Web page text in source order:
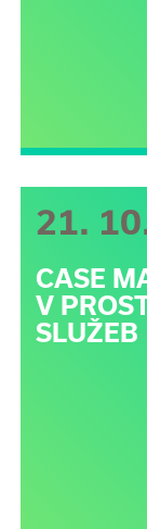
21.
CASE
V
SLUŽEB